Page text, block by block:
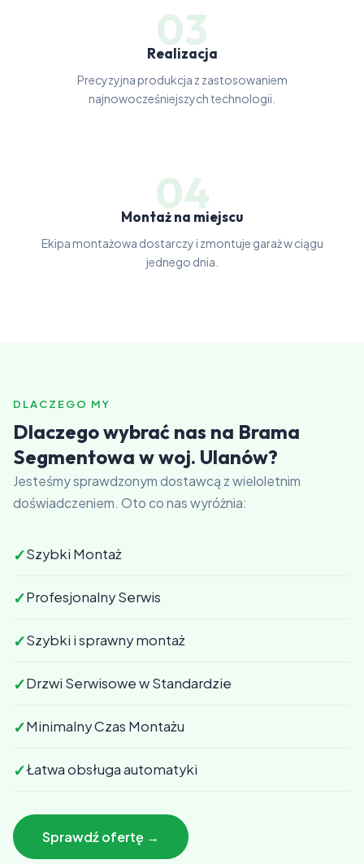
03
Realizacja
Precyzyjna produkcja z zastosowaniem
najnowocześniejszych technologii.
04
Montaż na miejscu
Ekipa montażowa dostarczy i zmontuje garaż w ciągu
jednego dnia.
DLACZEGO MY
Dlaczego wybrać nas na Brama
Segmentowa w woj. Ulanów?
Jesteśmy sprawdzonym dostawcą z wieloletnim
doświadczeniem. Oto co nas wyróżnia:
✓Szybki Montaż
✓Profesjonalny Serwis
✓Szybki i sprawny montaż
✓Drzwi Serwisowe w Standardzie
✓Minimalny Czas Montażu
✓Łatwa obsługa automatyki
Sprawdź ofertę →